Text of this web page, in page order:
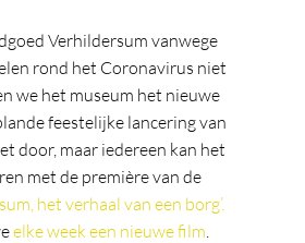
Verhildersum vanwege
rond het Coronavirus niet
we het museum het nieuwe
feestelijke lancering van
door, maar iedereen kan het
met de première van de
het verhaal van een borg’.
elke week een nieuwe film.